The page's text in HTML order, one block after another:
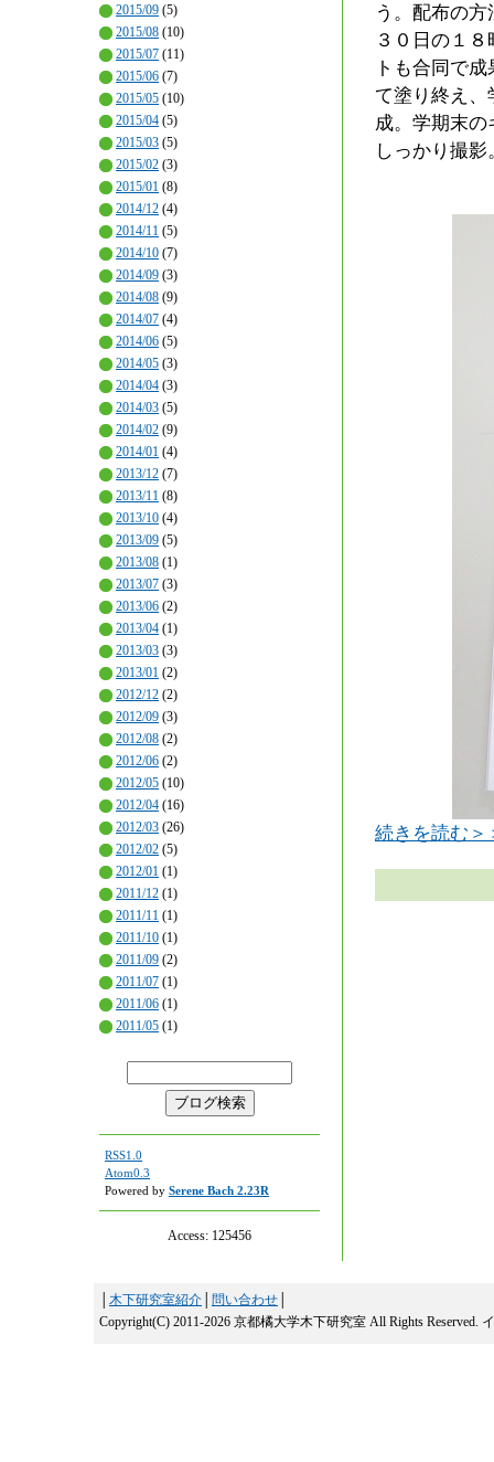
2015/09 (5)
2015/08 (10)
2015/07 (11)
2015/06 (7)
2015/05 (10)
2015/04 (5)
2015/03 (5)
2015/02 (3)
2015/01 (8)
2014/12 (4)
2014/11 (5)
2014/10 (7)
2014/09 (3)
2014/08 (9)
2014/07 (4)
2014/06 (5)
2014/05 (3)
2014/04 (3)
2014/03 (5)
2014/02 (9)
2014/01 (4)
2013/12 (7)
2013/11 (8)
2013/10 (4)
2013/09 (5)
2013/08 (1)
2013/07 (3)
2013/06 (2)
2013/04 (1)
2013/03 (3)
2013/01 (2)
2012/12 (2)
2012/09 (3)
2012/08 (2)
2012/06 (2)
2012/05 (10)
2012/04 (16)
2012/03 (26)
2012/02 (5)
2012/01 (1)
2011/12 (1)
2011/11 (1)
2011/10 (1)
2011/09 (2)
2011/07 (1)
2011/06 (1)
2011/05 (1)
RSS1.0
Atom0.3
Powered by Serene Bach 2.23R
Access: 125456
う。配布の
３０日の１
トも合同で
て塗り終え
成。学期末
しっかり撮
続きを読む＞
木下研究室紹介 問い合わせ
Copyright(C) 2011-2026 京都橘大学木下研究室 All Rights Reserved.